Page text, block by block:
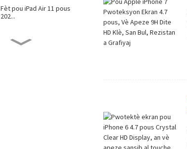
Fèt pou iPad Air 11 pous
202...